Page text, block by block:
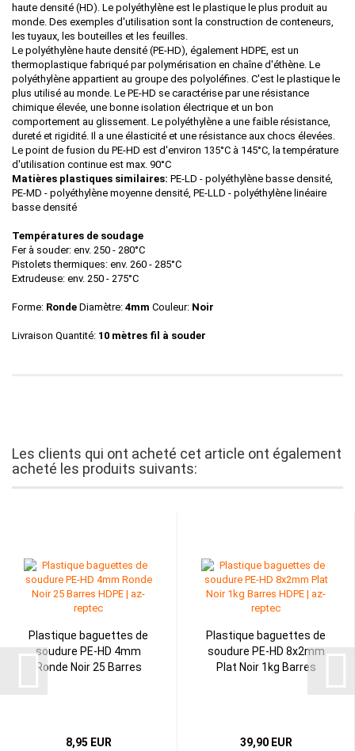
haute densité (HD). Le polyéthylène est le plastique le plus produit au
monde. Des exemples d'utilisation sont la construction de conteneurs,
les tuyaux, les bouteilles et les feuilles.
Le polyéthylène haute densité (PE-HD), également HDPE, est un
thermoplastique fabriqué par polymérisation en chaîne d'éthène. Le
polyéthylène appartient au groupe des polyoléfines. C'est le plastique le
plus utilisé au monde. Le PE-HD se caractérise par une résistance
chimique élevée, une bonne isolation électrique et un bon
comportement au glissement. Le polyéthylène a une faible résistance,
dureté et rigidité. Il a une élasticité et une résistance aux chocs élevées.
Le point de fusion du PE-HD est d'environ 135°C à 145°C, la température
d'utilisation continue est max. 90°C
Matières plastiques similaires: PE-LD - polyéthylène basse densité,
PE-MD - polyéthylène moyenne densité, PE-LLD - polyéthylène linéaire
basse densité
Températures de soudage
Fer à souder: env. 250 - 280°C
Pistolets thermiques: env. 260 - 285°C
Extrudeuse: env. 250 - 275°C
Forme: Ronde Diamètre: 4mm Couleur: Noir
Livraison Quantité: 10 mètres fil à souder
Les clients qui ont acheté cet article ont également
acheté les produits suivants:
Plastique baguettes de
soudure PE-HD 4mm
Ronde Noir 25 Barres
8,95 EUR
Plastique baguettes de
soudure PE-HD 8x2mm
Plat Noir 1kg Barres
39,90 EUR